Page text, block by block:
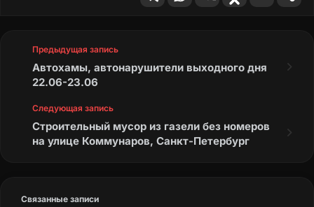
территории Свердловской области» от
14.06.2005г. № 52-03, что предусматривает
наложение административного штрафа от
В случае разрушения элементов
благоустройства после проведения
в соответствии с п. 186 Правил
Предыдущая запись
Автохамы, автонарушители выходного дня
22.06-23.06
Следующая запись
Строительный мусор из газели без номеров
на улице Коммунаров, Санкт-Петербург
Связанные записи